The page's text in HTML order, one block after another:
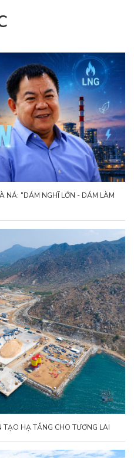
NÁ: "DÁM NGHĨ LỚN - DÁM LÀM
TẠO HẠ TẦNG CHO TƯƠNG LAI